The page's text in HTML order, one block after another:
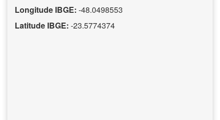
Longitude IBGE: -48.0498553
Latitude IBGE: -23.5774374